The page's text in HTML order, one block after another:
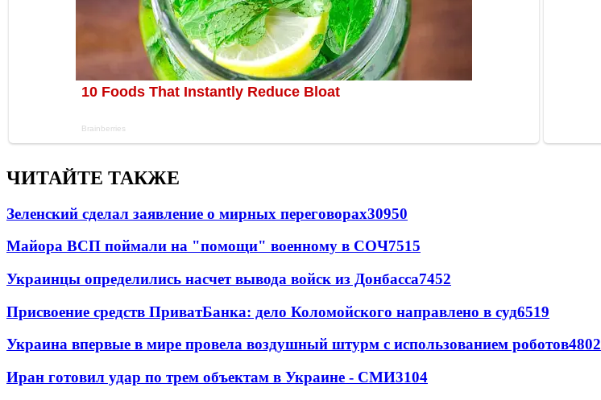
ЧИТАЙТЕ ТАКЖЕ
Зеленский сделал заявление о мирных переговорах30950
Майора ВСП поймали на "помощи" военному в СОЧ7515
Украинцы определились насчет вывода войск из Донбасса7452
Присвоение средств ПриватБанка: дело Коломойского направлено в суд6519
Украина впервые в мире провела воздушный штурм с использованием роботов4802
Иран готовил удар по трем объектам в Украине - СМИ3104